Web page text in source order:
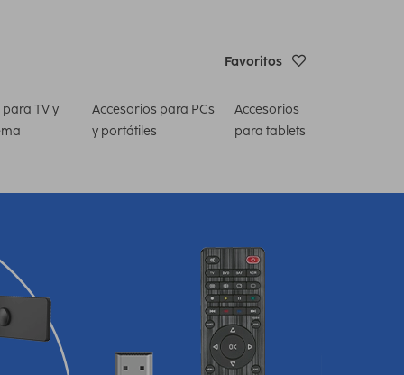
Favoritos
TV y
Accesorios para PCs
y portátiles
Accesorios
para tablets